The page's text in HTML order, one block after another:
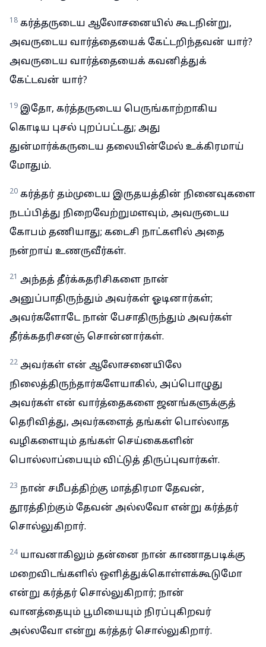
18 கர்த்தருடைய ஆலோசனையில் கூடநின்று,
அவருடைய வார்த்தையைக் கேட்டறிந்தவன் யார்?
அவருடைய வார்த்தையைக் கவனித்துக்
கேட்டவன் யார்?
19 இதோ, கர்த்தருடைய பெருங்காற்றாகிய
கொடிய புசல் புறப்பட்டது; அது
துன்மார்க்கருடைய தலையின்மேல் உக்கிரமாய்
மோதும்.
20 கர்த்தர் தம்முடைய இருதயத்தின் நினைவுகளை
நடப்பித்து நிறைவேற்றுமளவும், அவருடைய
கோபம் தணியாது; கடைசி நாட்களில் அதை
நன்றாய் உணருவீர்கள்.
21 அந்தத் தீர்க்கதரிசிகளை நான்
அனுப்பாதிருந்தும் அவர்கள் ஓடினார்கள்;
அவர்களோடே நான் பேசாதிருந்தும் அவர்கள்
தீர்க்கதரிசனஞ் சொன்னார்கள்.
22 அவர்கள் என் ஆலோசனையிலே
நிலைத்திருந்தார்களேயாகில், அப்பொழுது
அவர்கள் என் வார்த்தைகளை ஜனங்களுக்குத்
தெரிவித்து, அவர்களைத் தங்கள் பொல்லாத
வழிகளையும் தங்கள் செய்கைகளின்
பொல்லாப்பையும் விட்டுத் திருப்புவார்கள்.
23 நான் சமீபத்திற்கு மாத்திரமா தேவன்,
தூரத்திற்கும் தேவன் அல்லவோ என்று கர்த்தர்
சொல்லுகிறார்.
24 யாவனாகிலும் தன்னை நான் காணாதபடிக்கு
மறைவிடங்களில் ஒளித்துக்கொள்ளக்கூடுமோ
என்று கர்த்தர் சொல்லுகிறார்; நான்
வானத்தையும் பூமியையும் நிரப்புகிறவர்
அல்லவோ என்று கர்த்தர் சொல்லுகிறார்.